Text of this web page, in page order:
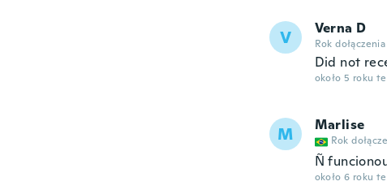
V Verna D
Rok
Did not
około 5 roku
M Marlise
Rok
Ñ
około 6 roku